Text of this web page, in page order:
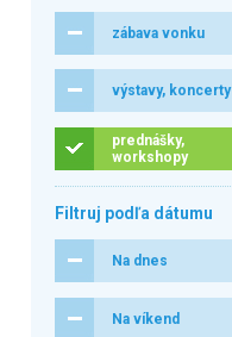
zábava vonku
výstavy, koncerty
prednášky,
workshopy
Filtruj podľa dátumu
Na dnes
Na víkend